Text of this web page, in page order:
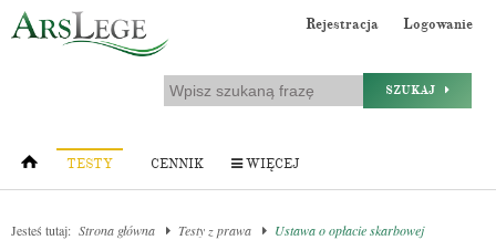
Rejestracja Logowanie
SZUKAJ
TESTY CENNIK WIĘCEJ
Jesteś tutaj: Strona główna Testy z prawa Ustawa o opłacie skarbowej